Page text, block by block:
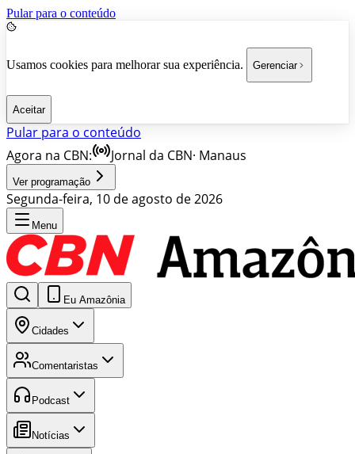
Pular para o conteúdo
Usamos cookies para melhorar sua experiência. Gerenciar
Aceitar
Pular para o conteúdo
Agora na CBN:
Jornal da CBN· Manaus
Ver programação
Segunda-feira, 10 de agosto de 2026
Menu
Eu Amazônia
Cidades
Comentaristas
Podcast
Notícias